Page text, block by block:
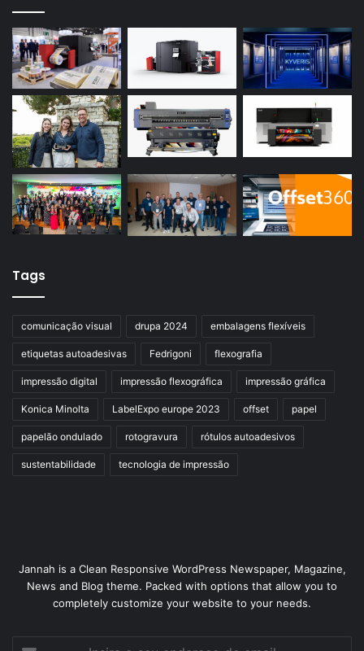
Tags
comunicação visual drupa 2024 embalagens flexíveis
etiquetas autoadesivas Fedrigoni flexografia
impressão digital impressão flexográfica impressão gráfica
Konica Minolta LabelExpo europe 2023 offset papel
papelão ondulado rotogravura rótulos autoadesivos
sustentabilidade tecnologia de impressão
Jannah is a Clean Responsive WordPress Newspaper, Magazine,
News and Blog theme. Packed with options that allow you to
completely customize your website to your needs.